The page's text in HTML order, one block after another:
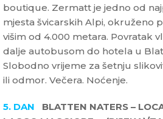
boutique. Zermatt je jedno od
mjesta švicarskih Alpi, okruženo
višim od 4.000 metara. Povratak
dalje autobusom do hotela u
Slobodno vrijeme za šetnju
ili odmor. Večera. Noćenje.
5. DAN BLATTEN NATERS –